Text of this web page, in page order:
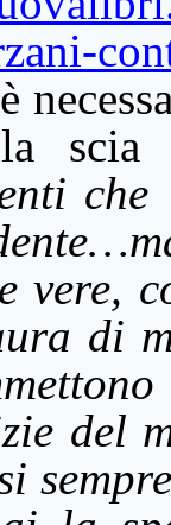
vere,
di
del